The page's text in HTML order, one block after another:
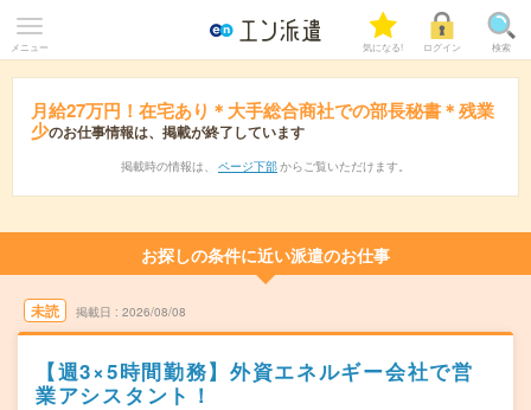
メニュー 気になる! ログイン 検索
月給27万円！在宅あり＊大手総合商社での部長秘書＊残業
少のお仕事情報は、掲載が終了しています
掲載時の情報は、 ページ下部 からご覧いただけます。
お探しの条件に近い派遣のお仕事
未読 掲載日 2026/08/08
【週3×5時間勤務】外資エネルギー会社で営
業アシスタント！